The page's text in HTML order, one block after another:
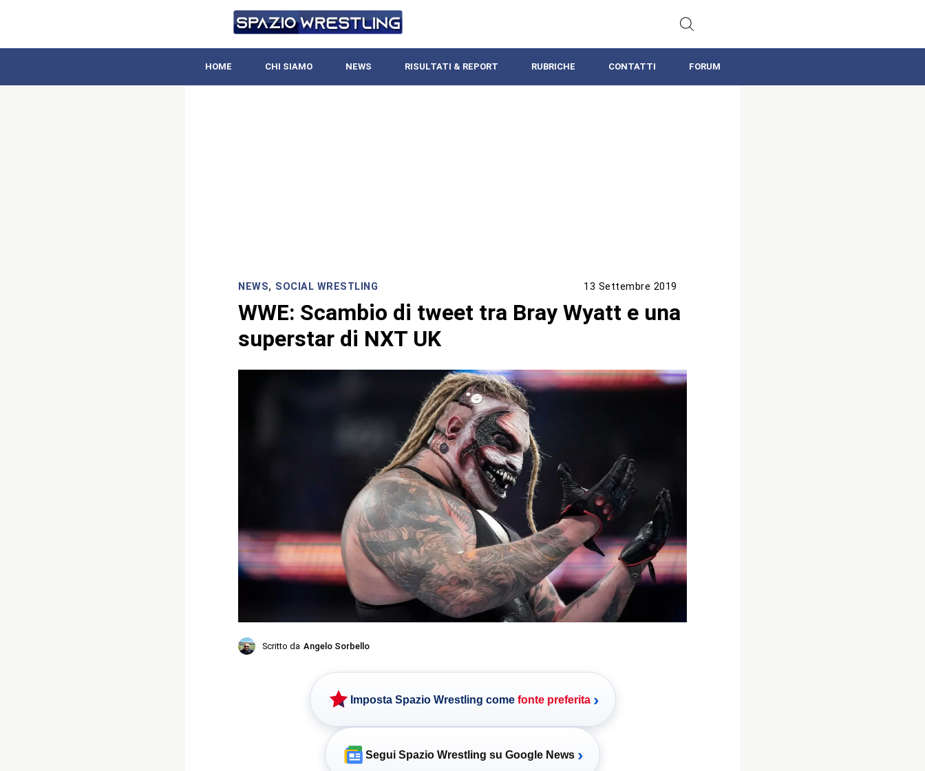
HOME CHI SIAMO NEWS RISULTATI & REPORT RUBRICHE CONTATTI FORUM
NEWS, SOCIAL WRESTLING 13 Settembre 2019
WWE: Scambio di tweet tra Bray Wyatt e una
superstar di NXT UK
Scritto da Angelo Sorbello
Imposta Spazio Wrestling come fonte preferita ›
Segui Spazio Wrestling su Google News ›